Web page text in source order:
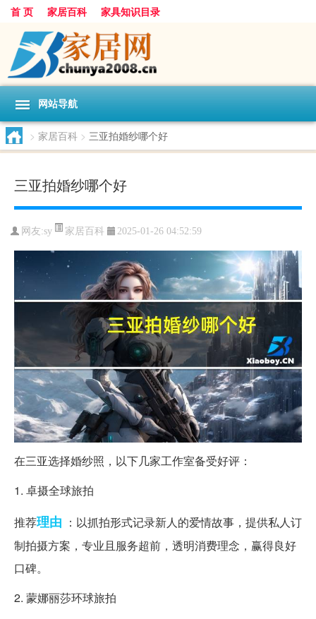
首 页 家居百科 家具知识目录
网站导航
> 家居百科 > 三亚拍婚纱哪个好
三亚拍婚纱哪个好
网友:sy 家居百科 2025-01-26 04:52:59
在三亚选择婚纱照，以下几家工作室备受好评：
1. 卓摄全球旅拍
推荐理由 ：以抓拍形式记录新人的爱情故事，提供私人订
制拍摄方案，专业且服务超前，透明消费理念，赢得良好
口碑。
2. 蒙娜丽莎环球旅拍